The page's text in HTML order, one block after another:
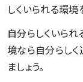
しくいられる環境
自分らしくいら
境なら自分らしく
ましょう。